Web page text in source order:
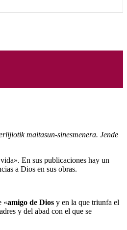
maitasun-sinesmenera. Jende
En sus publicaciones hay un
a Dios en sus obras.
«amigo de Dios y en la que triunfa el
y del abad con el que se